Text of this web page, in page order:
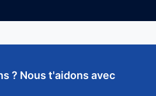
? Nous t'aidons avec